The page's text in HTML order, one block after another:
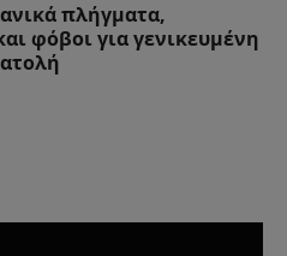
πλήγματα,
φόβοι για γενικευμένη